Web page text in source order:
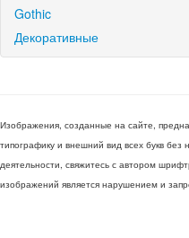
Gothic
Декоративные
Изображения, созданные на сайте,
типографику и внешний вид всех букв
деятельности, свяжитесь с автором
изображений является нарушением и